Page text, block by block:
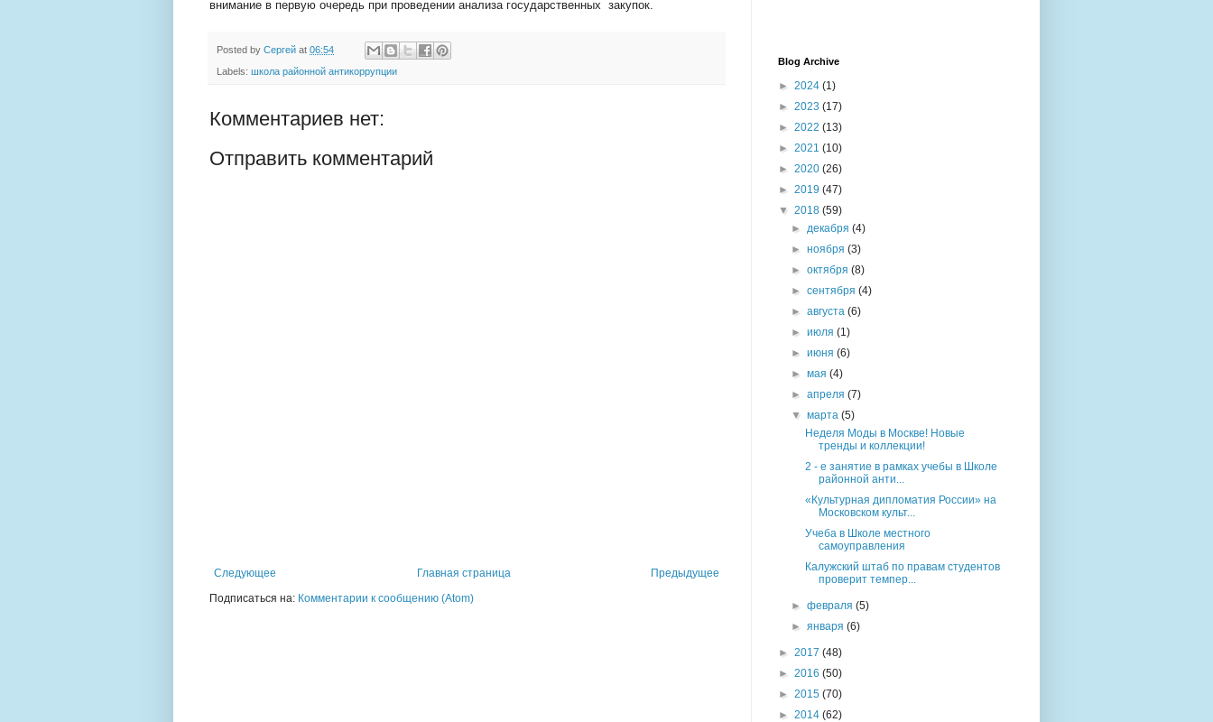
внимание в первую очередь при проведении анализа государственных закупок.
Posted by Сергей at 06:54
Labels: школа районной антикоррупции
Комментариев нет:
Отправить комментарий
Следующее Предыдущее
Главная страница
Подписаться на: Комментарии к сообщению (Atom)
Blog Archive
► 2024 (1)
► 2023 (17)
► 2022 (13)
► 2021 (10)
► 2020 (26)
► 2019 (47)
▼ 2018 (59)
► декабря(4)
►ноября(3)
►октября(8)
►сентября(4)
►августа(6)
►июля(1)
►июня(6)
►мая(4)
►апреля(7)
▼марта(5)
Неделя Моды в Москве! Новые
тренды и коллекции!
2 - е занятие в рамках учебы в Школе
районной анти...
«Культурная дипломатия России» на
Московском культ...
Учеба в Школе местного
самоуправления
Калужский штаб по правам студентов
проверит темпер...
►февраля(5)
►января(6)
► 2017 (48)
► 2016 (50)
► 2015 (70)
► 2014 (62)